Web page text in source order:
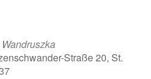
Straße 20, St.